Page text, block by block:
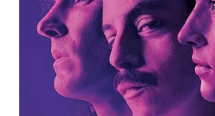
WN
SOLO
WN
BOROBUDUR